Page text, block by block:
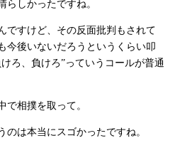
しかったですね。
ですけど、その反面批判もされて
今後いないだろうというくらい叩
ろ、負けろ”っていうコールが普通
で相撲を取って。
のは本当にスゴかったですね。